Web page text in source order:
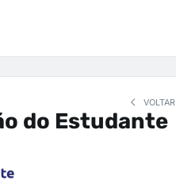
VOLTAR
do Estudante